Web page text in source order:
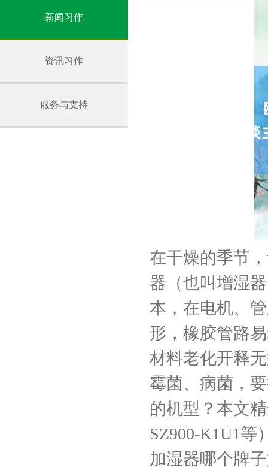
新闻习作
资讯习作
服务与支持
在干燥的季节
器（也叫增湿
本，在电机、
形，橡胶管路
材料老化开释
霉菌、病菌，
的机型？本文
SZ900-K1U1等
加湿器哪个牌